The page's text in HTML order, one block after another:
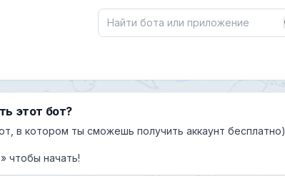
этот бот?
в котором ты сможешь получить аккаунт бесплатно)
чтобы начать!